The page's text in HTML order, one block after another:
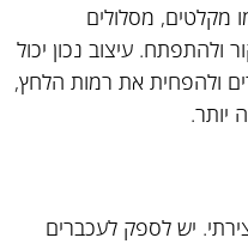
מקלטים, מסלולים
ולהתפתח. עיצוב נכון יכול
ולהפחית את רמות הלחץ,
יותר.
יש לספק לעכברים